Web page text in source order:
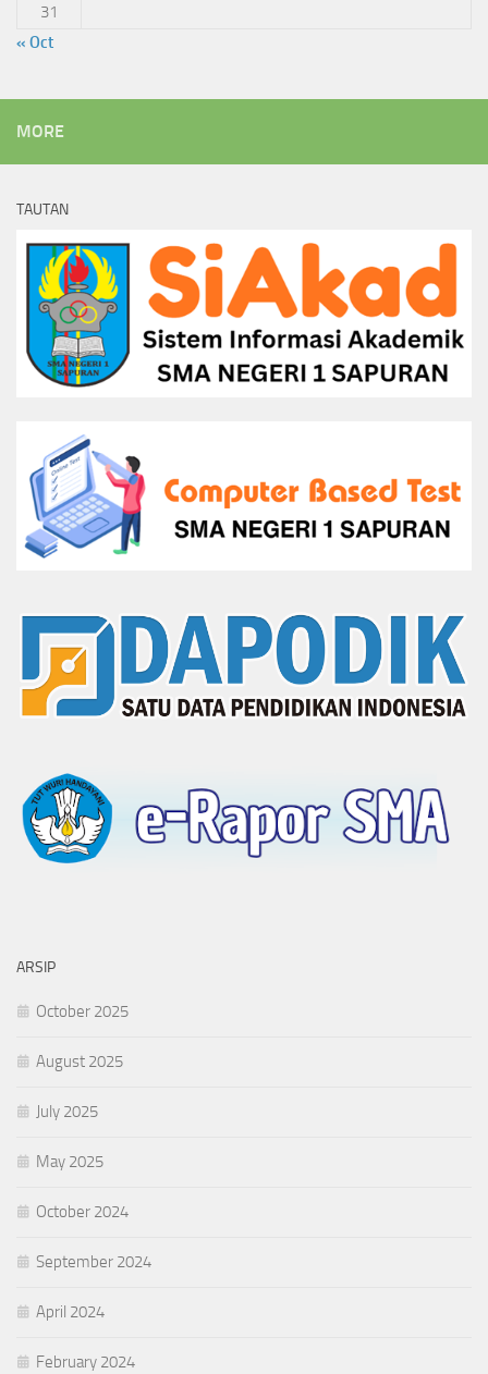
31
« Oct
MORE
TAUTAN
ARSIP
October 2025
August 2025
July 2025
May 2025
October 2024
September 2024
April 2024
February 2024